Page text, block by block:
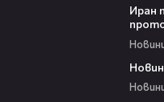
Иран